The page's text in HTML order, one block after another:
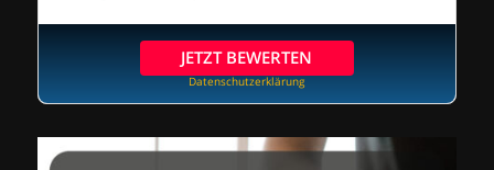
JETZT BEWERTEN
Datenschutzerklärung